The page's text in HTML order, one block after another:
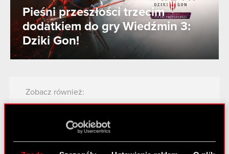
Pieśni przeszłości trzecim
dodatkiem do gry Wiedźmin 3:
Dziki Gon!
Zobacz również:
Centrum wyników
Logotypy